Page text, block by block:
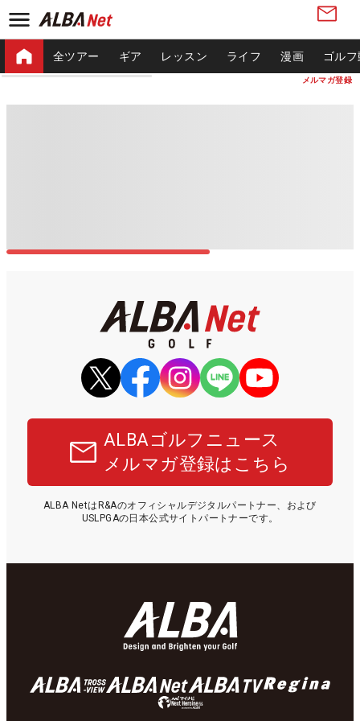
メルマガ登録
全ツアー ギア レッスン ライフ 漫画 ゴル
ALBAゴルフニュース
メルマガ登録はこちら
ALBA NetはR&Aのオフィシャルデジタルパートナー、および
USLPGAの日本公式サイトパートナーです。